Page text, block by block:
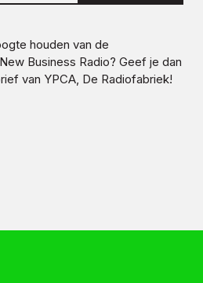
houden van de
New Business Radio? Geef je dan
van YPCA, De Radiofabriek!